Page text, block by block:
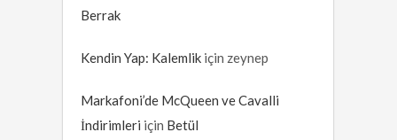
Berrak
Kendin Yap: Kalemlik için zeynep
Markafoni’de McQueen ve Cavalli
İndirimleri için Betül